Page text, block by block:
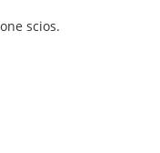
scios.